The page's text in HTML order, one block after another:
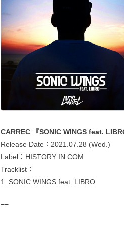
CARREC 『SONIC WINGS feat.
Release Date：2021.07.28 (Wed.)
Label：HISTORY IN COM
Tracklist：
1. SONIC WINGS feat. LIBRO
==